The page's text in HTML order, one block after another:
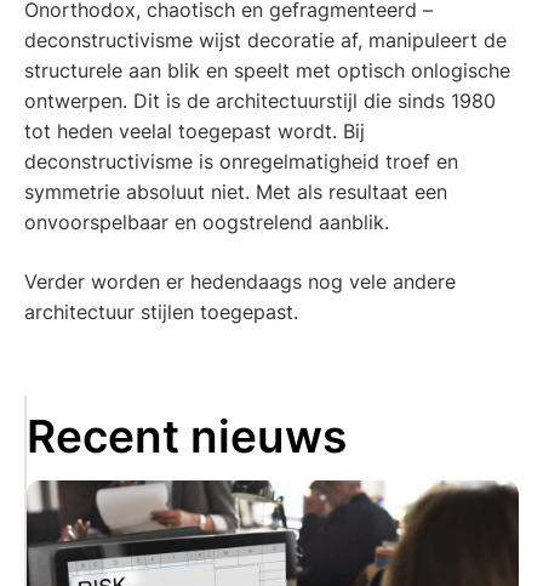
Onorthodox, chaotisch en gefragmenteerd –
deconstructivisme wijst decoratie af, manipuleert de
structurele aan blik en speelt met optisch onlogische
ontwerpen. Dit is de architectuurstijl die sinds 1980
tot heden veelal toegepast wordt. Bij
deconstructivisme is onregelmatigheid troef en
symmetrie absoluut niet. Met als resultaat een
onvoorspelbaar en oogstrelend aanblik.
Verder worden er hedendaags nog vele andere
architectuur stijlen toegepast.
Recent nieuws